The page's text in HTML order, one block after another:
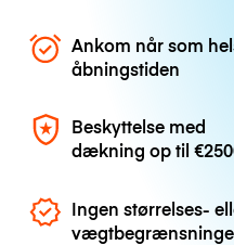
Ankom når som
åbningstiden
Beskyttelse med
dækning op til
Ingen størrelses-